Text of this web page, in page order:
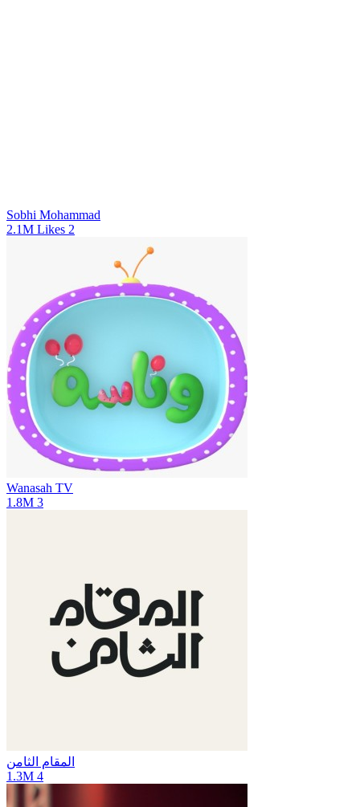
Sobhi Mohammad
2.1M Likes 2
Wanasah TV
1.8M 3
المقام الثامن
1.3M 4